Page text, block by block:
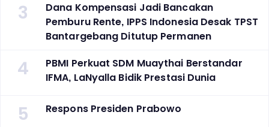
3
Dana Kompensasi Jadi Bancakan
Pemburu Rente, IPPS Indonesia Desak TPST
Bantargebang Ditutup Permanen
4
PBMI Perkuat SDM Muaythai Berstandar
IFMA, LaNyalla Bidik Prestasi Dunia
5 Respons Presiden Prabowo